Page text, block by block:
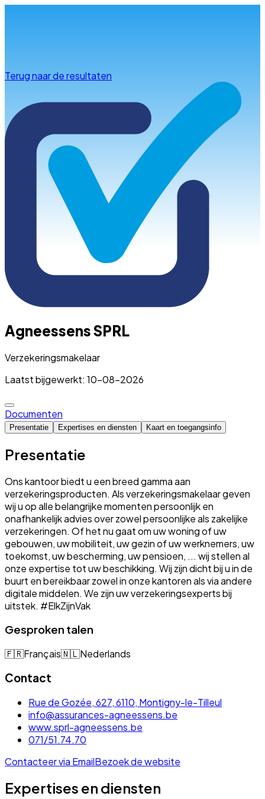
Terug naar de resultaten
Agneessens SPRL
Verzekeringsmakelaar
Laatst bijgewerkt: 10-08-2026
Documenten
Presentatie Expertises en diensten Kaart en toegangsinfo
Presentatie
Ons kantoor biedt u een breed gamma aan
verzekeringsproducten. Als verzekeringsmakelaar geven
wij u op alle belangrijke momenten persoonlijk en
onafhankelijk advies over zowel persoonlijke als zakelijke
verzekeringen. Of het nu gaat om uw woning of uw
gebouwen, uw mobiliteit, uw gezin of uw werknemers, uw
toekomst, uw bescherming, uw pensioen, ... wij stellen al
onze expertise tot uw beschikking. Wij zijn dicht bij u in de
buurt en bereikbaar zowel in onze kantoren als via andere
digitale middelen. We zijn uw verzekeringsexperts bij
uitstek. #ElkZijnVak
Gesproken talen
🇫🇷Français🇳🇱Nederlands
Contact
Rue de Gozée, 627, 6110, Montigny-le-Tilleul
info@assurances-agneessens.be
www.sprl-agneessens.be
071/51.74.70
Contacteer via EmailBezoek de website
Expertises en diensten